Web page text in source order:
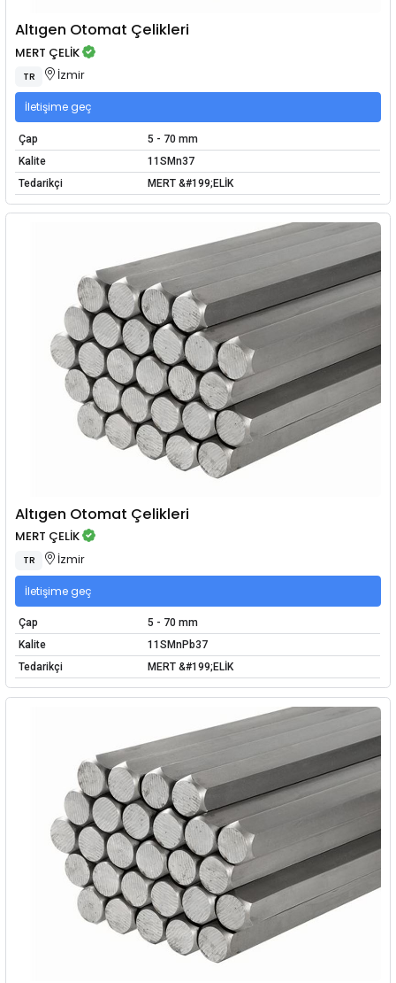
Altıgen Otomat Çelikleri
MERT ÇELİK
TR İzmir
İletişime geç
Çap
5 - 70 mm
Kalite
11SMn37
Tedarikçi
MERT &#199;ELİK
Altıgen Otomat Çelikleri
MERT ÇELİK
TR İzmir
İletişime geç
Çap
5 - 70 mm
Kalite
11SMnPb37
Tedarikçi
MERT &#199;ELİK